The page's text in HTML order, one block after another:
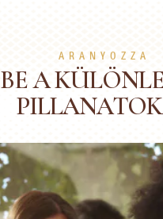
ARANYOZZA
BE A